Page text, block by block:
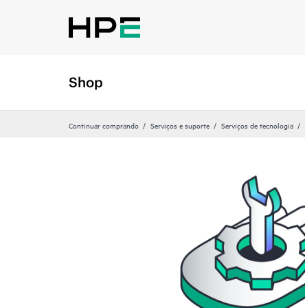
Shop
Continuar comprando Serviços e suporte Serviços de tecnologia